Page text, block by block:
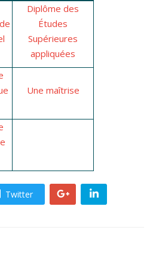
Diplôme des
Études
Supérieures
appliquées
Une maîtrise
Twitter